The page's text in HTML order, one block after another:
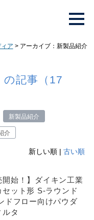
ィア > アーカイブ：新製品紹介
の記事（17
新製品紹介
介
新しい順 |古い順
開始！】ダイキン工業
セット形 S-ラウンド
ドフロー向けパウダ
ルタ